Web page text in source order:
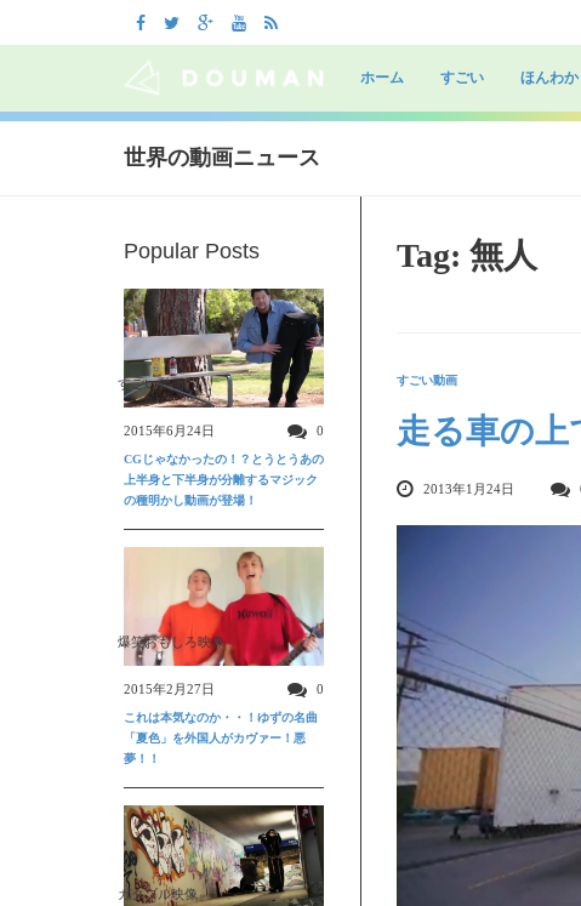
to
ホーム すごい ほんわか
世界の動画ニュース
Tag: 無人
すごい動画
走る車の
2013年1月24日
Popular Posts
すごい動画
2015年6月24日 0
CGじゃなかったの！？とうとうあの
上半身と下半身が分離するマジック
の種明かし動画が登場！
爆笑おもしろ映像
2015年2月27日 0
これは本気なのか・・！ゆずの名曲
「夏色」を外国人がカヴァー！悪
夢！！
ガクブル映像